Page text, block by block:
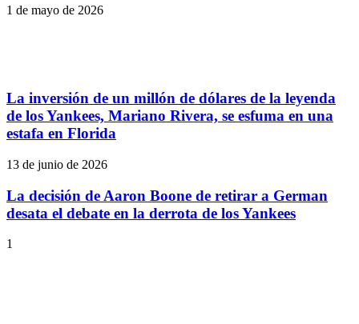
1 de mayo de 2026
La inversión de un millón de dólares de la leyenda
de los Yankees, Mariano Rivera, se esfuma en una
estafa en Florida
13 de junio de 2026
La decisión de Aaron Boone de retirar a German
desata el debate en la derrota de los Yankees
1